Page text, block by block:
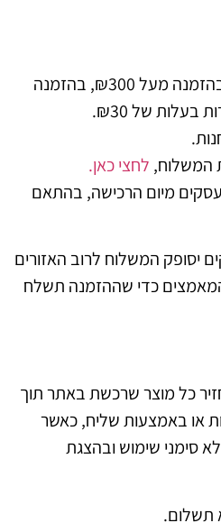
שליח עד הבית חינם בהזמנה מעל ₪300, בהזמנה
לחצי כאן.
5 ימי עסקים מיום הרכישה, בהתאם
יסופק המשלוח לרוב האזורים
כדי שההזמנה תשלח
שרכשת באתר תוך
שליח, כאשר
שימוש ובהצגת